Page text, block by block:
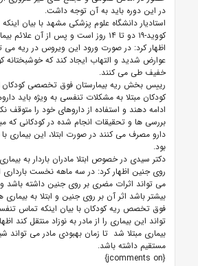
در این دوره باید به آن توجه داشت.
استادیار دانشگاه علوم پزشکی مشهد با بیان
کووید-۱۹ دو تا ۱۴ روز است و پس از آن
اظهار کرد: در صورت ورود این ویروس در ریه می
عوارض شدید و التهاب ایجاد کند که خوشبختانه
خفیف طی می کنند.
رییس بخش ریه بیمارستان فوق تخصصی کودکان
کودکان مبتلا به مشکلات تنفسی به ویژه باید
ادامه دهند و استفاده از داروهای خود را متوقف
بررسی ها و تحقیقات انجام شده در کودکانی که
دارو مصرف می کنند در صورت ابتلا، این بیماری
بود.
روی جنین اظهار کرد: در سه ماهه نخست بارداری
می تواند اثرات مضری بر روی جنین داشته باشد
بیشتر باشد اثر آن بر روی جنین و ابتلا به
فوق تخصص ریه کودکان با بیان اینکه تماس
تواند این بیماری را از مادر به نوزاد منتقل کند
بیماری مبتلا شد تا زمان بهبودی مادر می تواند
مستقیم داشته باشد.
{jcomments on}